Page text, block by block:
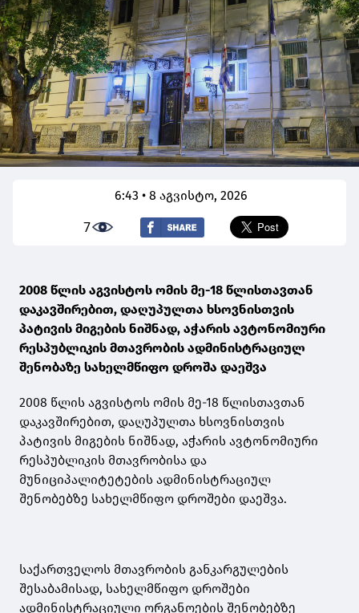
6:43 • 8 აგვისტო, 2026
7
2008 წლის აგვისტოს ომის მე-18 წლისთავთან
დაკავშირებით, დაღუპულთა ხსოვნისთვის
პატივის მიგების ნიშნად, აჭარის ავტონომიური
რესპუბლიკის მთავრობის ადმინისტრაციულ
შენობაზე სახელმწიფო დროშა დაეშვა
2008 წლის აგვისტოს ომის მე-18 წლისთავთან
დაკავშირებით, დაღუპულთა ხსოვნისთვის
პატივის მიგების ნიშნად, აჭარის ავტონომიური
რესპუბლიკის მთავრობისა და
მუნიციპალიტეტების ადმინისტრაციულ
შენობებზე სახელმწიფო დროშები დაეშვა.
საქართველოს მთავრობის განკარგულების
შესაბამისად, სახელმწიფო დროშები
ადმინისტრაციული ორგანოების შენობებზე